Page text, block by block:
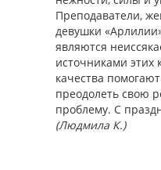
Преподаватели,
девушки
являются
источниками этих
качества
преодолеть свою
проблему. С
(Людмила К.)